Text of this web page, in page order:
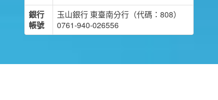
銀行
帳號
玉山銀行 東臺南分行（代碼：808）
0761-940-026556